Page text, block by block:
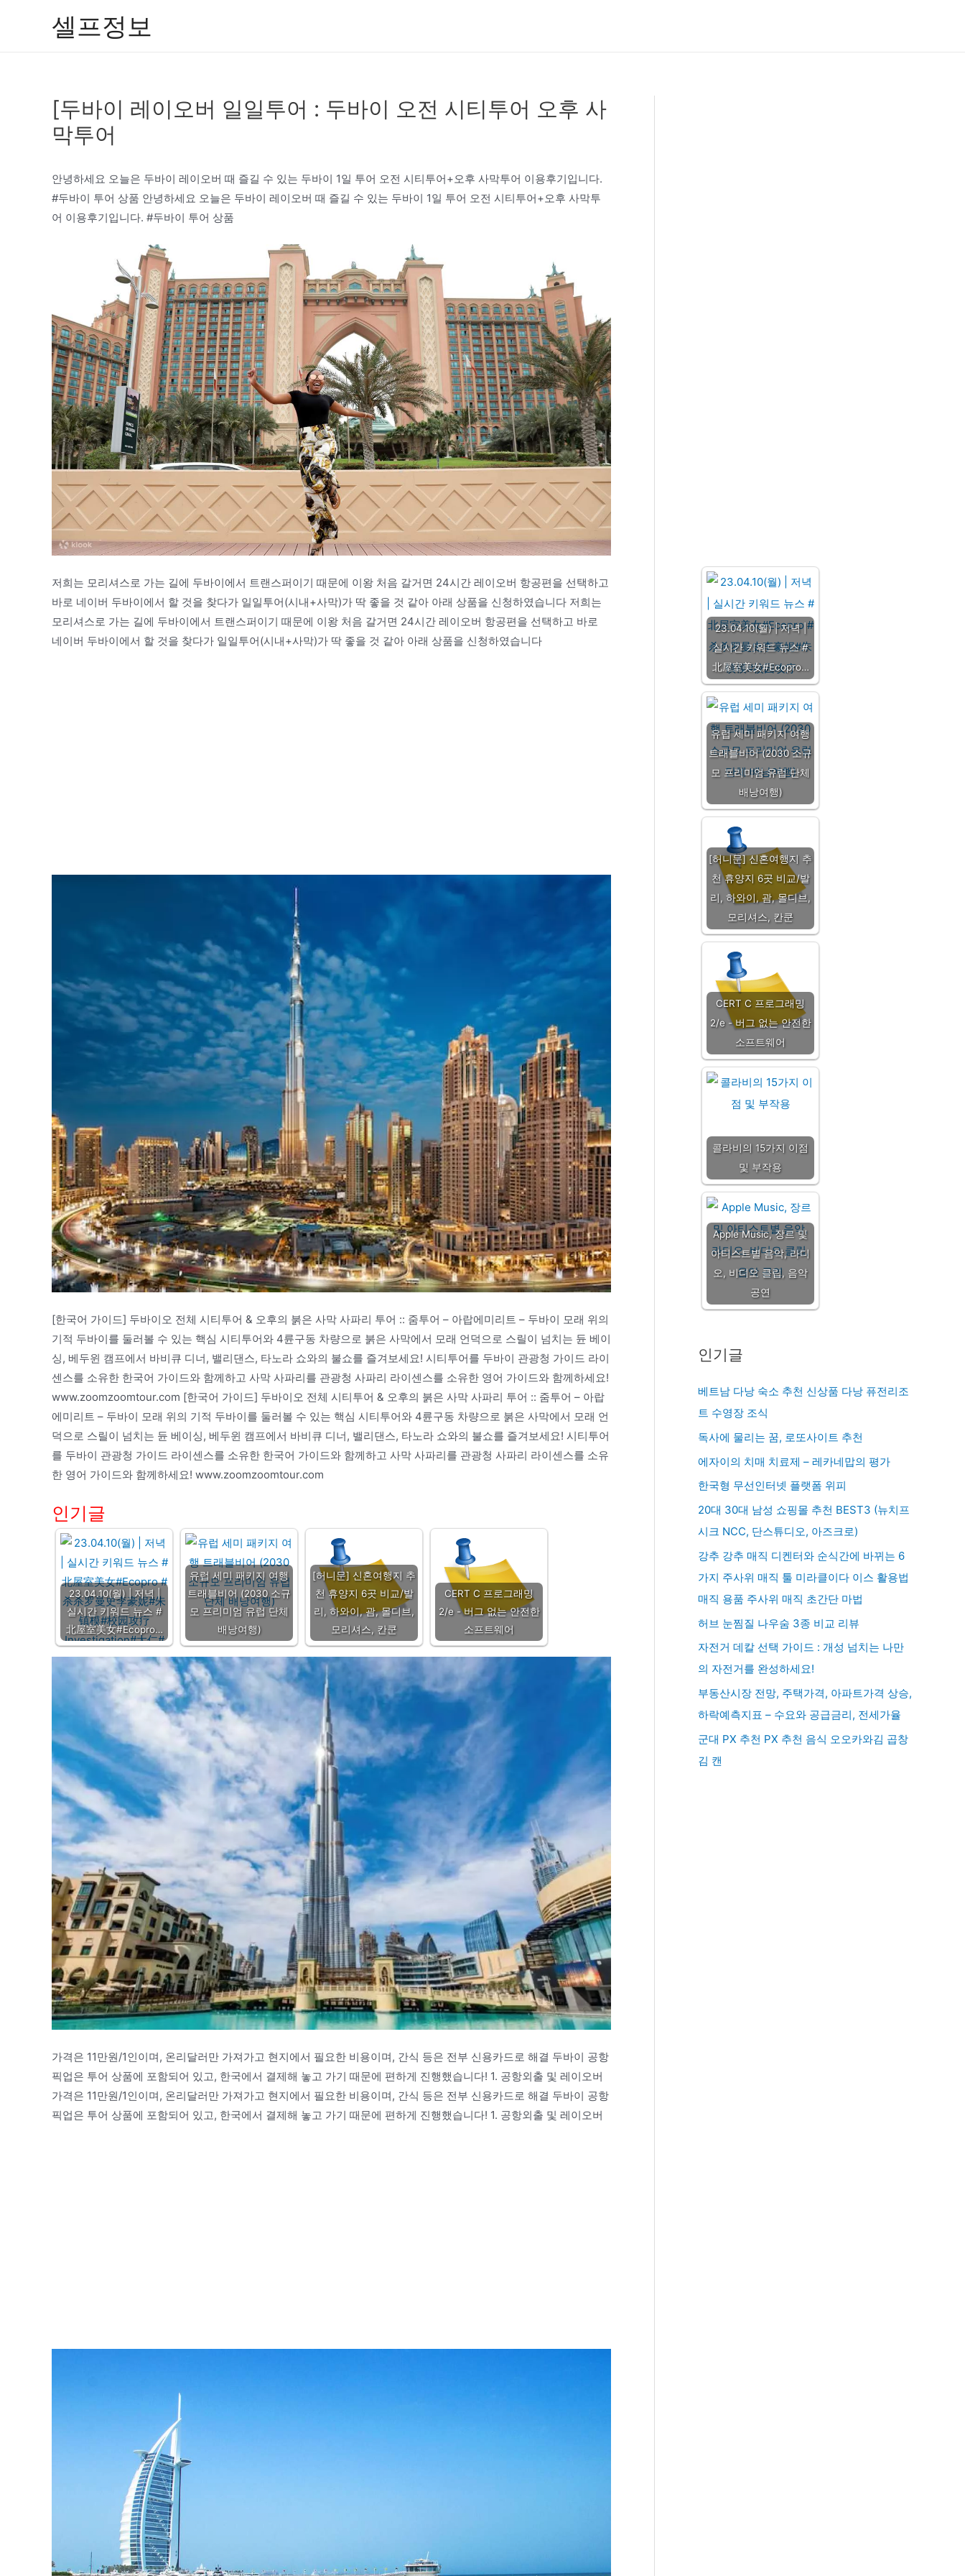
셀프정보
[두바이 레이오버 일일투어 : 두바이 오전 시티투어 오후 사
막투어
안녕하세요 오늘은 두바이 레이오버 때 즐길 수 있는 두바이 1일 투어 오전 시티투어+오후 사막투어 이용후기입니다.
#두바이 투어 상품 안녕하세요 오늘은 두바이 레이오버 때 즐길 수 있는 두바이 1일 투어 오전 시티투어+오후 사막투
어 이용후기입니다. #두바이 투어 상품
저희는 모리셔스로 가는 길에 두바이에서 트랜스퍼이기 때문에 이왕 처음 갈거면 24시간 레이오버 항공편을 선택하고
바로 네이버 두바이에서 할 것을 찾다가 일일투어(시내+사막)가 딱 좋을 것 같아 아래 상품을 신청하였습니다 저희는
모리셔스로 가는 길에 두바이에서 트랜스퍼이기 때문에 이왕 처음 갈거면 24시간 레이오버 항공편을 선택하고 바로
네이버 두바이에서 할 것을 찾다가 일일투어(시내+사막)가 딱 좋을 것 같아 아래 상품을 신청하였습니다
[한국어 가이드] 두바이오 전체 시티투어 & 오후의 붉은 사막 사파리 투어 :: 줌투어 – 아랍에미리트 – 두바이 모래 위의
기적 두바이를 둘러볼 수 있는 핵심 시티투어와 4륜구동 차량으로 붉은 사막에서 모래 언덕으로 스릴이 넘치는 듄 베이
싱, 베두윈 캠프에서 바비큐 디너, 밸리댄스, 타노라 쇼와의 불쇼를 즐겨보세요! 시티투어를 두바이 관광청 가이드 라이
센스를 소유한 한국어 가이드와 함께하고 사막 사파리를 관광청 사파리 라이센스를 소유한 영어 가이드와 함께하세요!
www.zoomzoomtour.com [한국어 가이드] 두바이오 전체 시티투어 & 오후의 붉은 사막 사파리 투어 :: 줌투어 – 아랍
에미리트 – 두바이 모래 위의 기적 두바이를 둘러볼 수 있는 핵심 시티투어와 4륜구동 차량으로 붉은 사막에서 모래 언
덕으로 스릴이 넘치는 듄 베이싱, 베두윈 캠프에서 바비큐 디너, 밸리댄스, 타노라 쇼와의 불쇼를 즐겨보세요! 시티투어
를 두바이 관광청 가이드 라이센스를 소유한 한국어 가이드와 함께하고 사막 사파리를 관광청 사파리 라이센스를 소유
한 영어 가이드와 함께하세요! www.zoomzoomtour.com
인기글
23.04.10(월) | 저녁 |
실시간 키워드 뉴스 #
北屋室美女#Ecopro…
유럽 세미 패키지 여행
트래블비어 (2030 소규
모 프리미엄 유럽 단체
배낭여행)
[허니문] 신혼여행지 추
천 휴양지 6곳 비교/발
리, 하와이, 괌, 몰디브,
모리셔스, 칸쿤
CERT C 프로그래밍
2/e - 버그 없는 안전한
소프트웨어
가격은 11만원/1인이며, 온리달러만 가져가고 현지에서 필요한 비용이며, 간식 등은 전부 신용카드로 해결 두바이 공항
픽업은 투어 상품에 포함되어 있고, 한국에서 결제해 놓고 가기 때문에 편하게 진행했습니다! 1. 공항외출 및 레이오버
가격은 11만원/1인이며, 온리달러만 가져가고 현지에서 필요한 비용이며, 간식 등은 전부 신용카드로 해결 두바이 공항
픽업은 투어 상품에 포함되어 있고, 한국에서 결제해 놓고 가기 때문에 편하게 진행했습니다! 1. 공항외출 및 레이오버
23.04.10(월) | 저녁 |
실시간 키워드 뉴스 #
北屋室美女#Ecopro…
유럽 세미 패키지 여행
트래블비어 (2030 소규
모 프리미엄 유럽 단체
배낭여행)
[허니문] 신혼여행지 추
천 휴양지 6곳 비교/발
리, 하와이, 괌, 몰디브,
모리셔스, 칸쿤
CERT C 프로그래밍
2/e - 버그 없는 안전한
소프트웨어
콜라비의 15가지 이점
및 부작용
Apple Music, 장르 및
아티스트별 음악, 라디
오, 비디오 클립, 음악
공연
인기글
베트남 다낭 숙소 추천 신상품 다낭 퓨전리조
트 수영장 조식
독사에 물리는 꿈, 로또사이트 추천
에자이의 치매 치료제 – 레카네맙의 평가
한국형 무선인터넷 플랫폼 위피
20대 30대 남성 쇼핑몰 추천 BEST3 (뉴치프
시크 NCC, 단스튜디오, 아즈크로)
강추 강추 매직 디켄터와 순식간에 바뀌는 6
가지 주사위 매직 툴 미라클이다 이스 활용법
매직 용품 주사위 매직 초간단 마법
허브 눈찜질 나우숨 3종 비교 리뷰
자전거 데칼 선택 가이드 : 개성 넘치는 나만
의 자전거를 완성하세요!
부동산시장 전망, 주택가격, 아파트가격 상승,
하락예측지표 – 수요와 공급금리, 전세가율
군대 PX 추천 PX 추천 음식 오오카와김 곱창
김 캔